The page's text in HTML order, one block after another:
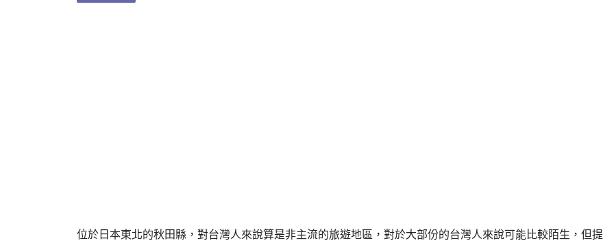
位於日本東北的秋田縣，對台灣人來說算是非主流的旅遊地區，對於大部份的台灣人來說可能比較陌生，但提